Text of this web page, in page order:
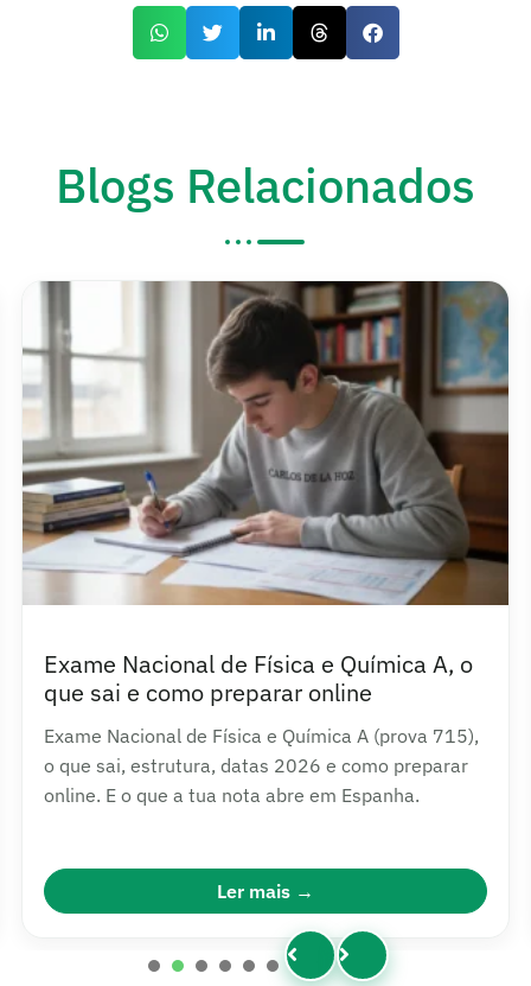
Blogs Relacionados
Exame Nacional de Física e Química A, o
que sai e como preparar online
Exame Nacional de Física e Química A (prova 715),
o que sai, estrutura, datas 2026 e como preparar
online. E o que a tua nota abre em Espanha.
Ler mais
1 2